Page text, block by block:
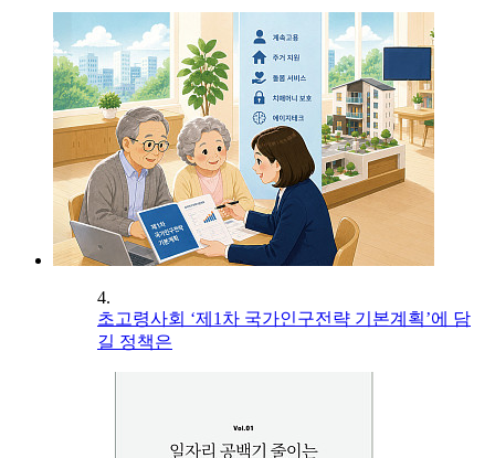
4.
초고령사회 ‘제1차 국가인구전략 기본계획’에 담
길 정책은